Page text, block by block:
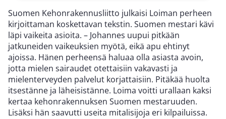
Suomen Kehonrakennusliitto julkaisi Loiman perheen
kirjoittaman koskettavan tekstin. Suomen mestari kävi
läpi vaikeita asioita. – Johannes uupui pitkään
jatkuneiden vaikeuksien myötä, eikä apu ehtinyt
ajoissa. Hänen perheensä haluaa olla asiasta avoin,
jotta mielen sairaudet otettaisiin vakavasti ja
mielenterveyden palvelut korjattaisiin. Pitäkää huolta
itsestänne ja läheisistänne. Loima voitti urallaan kaksi
kertaa kehonrakennuksen Suomen mestaruuden.
Lisäksi hän saavutti useita mitalisijoja eri kilpailuissa.